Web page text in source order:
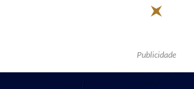
Publicidade